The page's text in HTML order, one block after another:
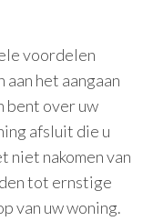
voordelen
het aangaan
bent over uw
afsluit die u
nakomen van
tot ernstige
van uw woning.